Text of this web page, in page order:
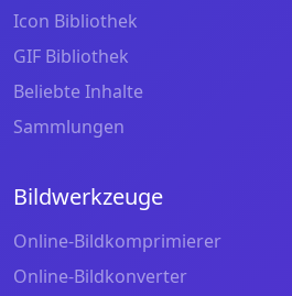
Icon Bibliothek
GIF Bibliothek
Beliebte Inhalte
Sammlungen
Bildwerkzeuge
Online-Bildkomprimierer
Online-Bildkonverter